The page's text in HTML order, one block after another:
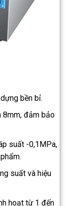
bền bỉ.
8mm, đảm bảo
suất -0,1MPa,
suất và hiệu
hoạt từ 1 đến